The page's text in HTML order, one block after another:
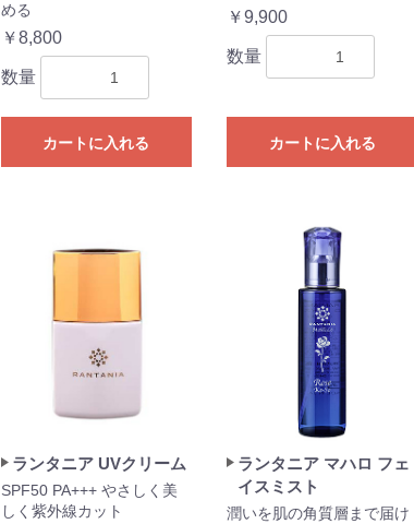
める
￥8,800
数量
カートに入れる
￥9,900
数量
カートに入れる
ランタニア UVクリーム
SPF50 PA+++ やさしく美
しく紫外線カット
ランタニア マハロ フェ
イスミスト
潤いを肌の角質層まで届け
お買い物を続ける カートへ進む